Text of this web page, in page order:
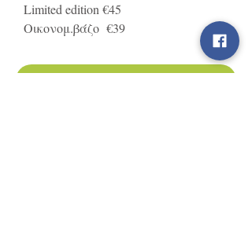
Limited edition €45
Οικονομ.βάζο €39